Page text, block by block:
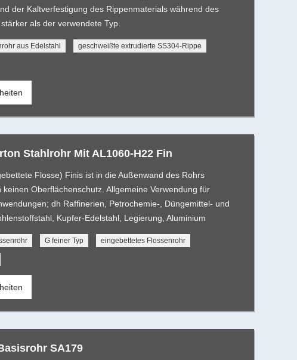
der Kaltverfestigung des Rippenmaterials während des
als der verwendete Typ.
aus Edelstahl geschweißte extrudierte SS304-Rippe
Stahlrohr Mit AL1060-H22 Fin
Flosse) Finis ist in die Außenwand des Rohrs
Oberflächenschutz. Allgemeine Verwendung für
dh Raffinerien, Petrochemie-, Düngemittel- und
Kupfer-Edelstahl, Legierung, Aluminium
G feiner Typ eingebettetes Flossenrohr
SA179